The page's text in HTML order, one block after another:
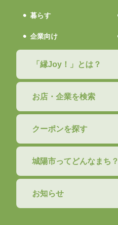
暮らす
企業向け
「縁Joy！」とは？
お店・企業を検索
クーポンを探す
城陽市ってどんなまち？
お知らせ